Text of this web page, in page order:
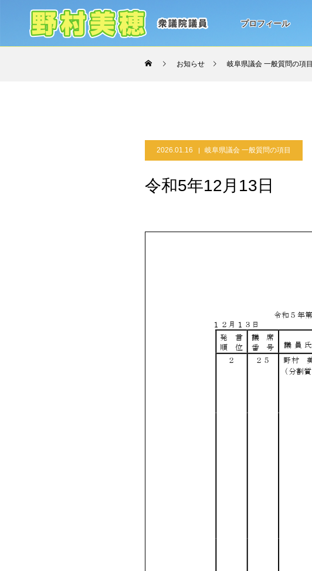
プロフィール
お知らせ 岐阜県議会 一般質問の項目
2026.01.16 岐阜県議会 一般質問の項目
令和5年12月13日